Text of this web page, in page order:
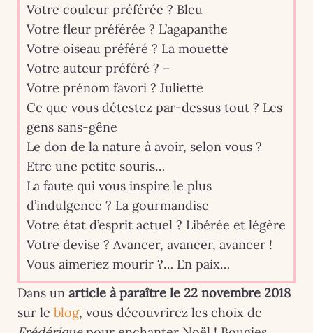
Votre couleur préférée ? Bleu
Votre fleur préférée ? L’agapanthe
Votre oiseau préféré ? La mouette
Votre auteur préféré ? –
Votre prénom favori ? Juliette
Ce que vous détestez par-dessus tout ? Les
gens sans-gêne
Le don de la nature à avoir, selon vous ?
Etre une petite souris…
La faute qui vous inspire le plus
d’indulgence ? La gourmandise
Votre état d’esprit actuel ? Libérée et légère
Votre devise ? Avancer, avancer, avancer !
Vous aimeriez mourir ?… En paix…
Dans un article à paraître le 22 novembre 2018
sur le blog, vous découvrirez les choix de